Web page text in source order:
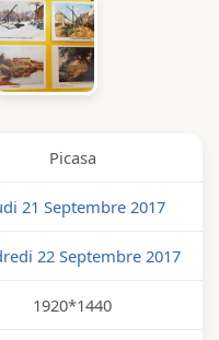
Picasa
21 Septembre 2017
22 Septembre 2017
1920*1440